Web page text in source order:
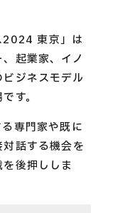
2024 東京」は
起業家、イノ
ジネスモデル
す。
専門家や既に
話する機会を
後押ししま